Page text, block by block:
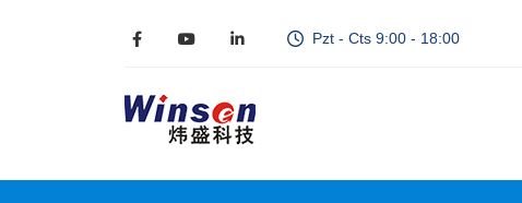
Pzt - Cts 9:00 - 18:00